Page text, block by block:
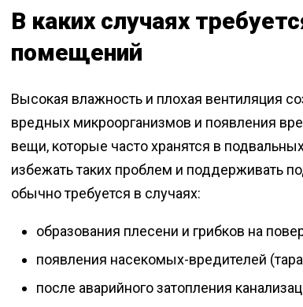
В каких случаях
помещений
Высокая влажность и плохая вентиляция
вредных микроорганизмов и появления
вещи, которые часто хранятся в
избежать таких проблем и поддерживать
обычно требуется в случаях:
образования плесени и грибков на
появления насекомых-вредителей
после аварийного затопления